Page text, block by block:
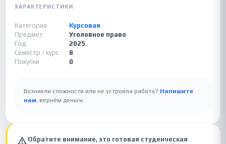
ХАРАКТЕРИСТИКИ
Категория
Курсовая
Предмет
Уголовное право
Год
2025
Семестр / курс
8
Покупки
0
Возникли сложности или не устроила работа? Напишите
нам, вернём деньги.
Обратите внимание, это готовая студенческая